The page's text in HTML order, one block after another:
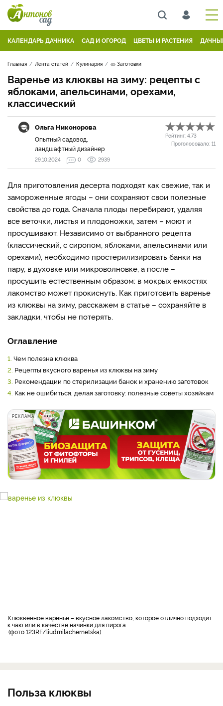
КАЛЕНДАРЬ ДАЧНИКА САД И ОГОРОД ЦВЕТЫ И РАСТЕНИЯ
Главная Лента статей Кулинария 🥒 Заготовки
Варенье из клюквы на зиму: рецепты с
яблоками, апельсинами, орехами,
классический
Ольга Никонорова
Опытный садовод,
ландшафтный дизайнер
Рейтинг: 4.73
Проголосовало: 11
29.10.2024 0 2939
Для приготовления десерта подходят как свежие, так и
замороженные ягоды – они сохраняют свои полезные
свойства до года. Сначала плоды перебирают, удаляя
все веточки, листья и плодоножки, затем – моют и
просушивают. Независимо от выбранного рецепта
(классический, с сиропом, яблоками, апельсинами или
орехами), необходимо простерилизировать банки на
пару, в духовке или микроволновке, а после –
просушить естественным образом: в мокрых емкостях
лакомство может прокиснуть. Как приготовить варенье
из клюквы на зиму, расскажем в статье – сохраняйте в
закладки, чтобы не потерять.
Оглавление
1. Чем полезна клюква
2. Рецепты вкусного варенья из клюквы на зиму
3. Рекомендации по стерилизации банок и хранению заготовок
4. Как не ошибиться, делая заготовку: полезные советы хозяйкам
РЕКЛАМА
Клюквенное варенье – вкусное лакомство, которое отлично подходит
к чаю или в качестве начинки для пирога
фото 123RF/liudmilachernetska
Польза клюквы